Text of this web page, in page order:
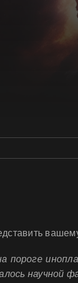
пороге
научной